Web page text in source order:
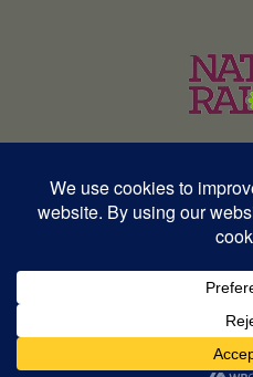
RNAVT 12577 |
English